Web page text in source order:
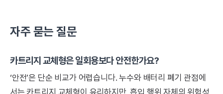
자주 묻는 질문
카트리지 교체형은 일회용보다 안전한가요?
‘안전’은 단순 비교가 어렵습니다. 누수와 배터리 폐기 관점에
서는 카트리지 교체형이 유리하지만, 흡입 행위 자체의 위험성